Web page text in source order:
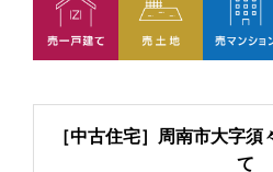
［中古住宅］周南市大字
て